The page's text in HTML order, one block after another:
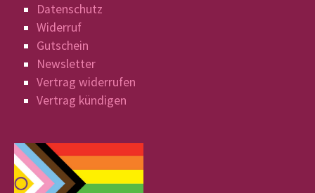
Datenschutz
Widerruf
Gutschein
Newsletter
Vertrag widerrufen
Vertrag kündigen